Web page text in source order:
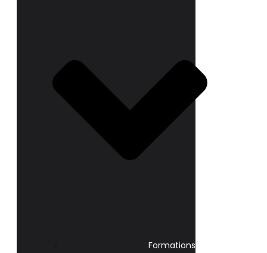
Formations